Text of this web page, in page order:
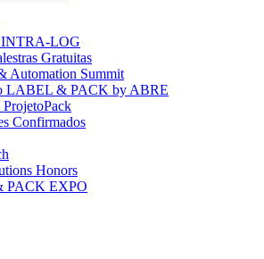
LOG
Gratuitas
Automation Summit
LABEL & PACK by ABRE
ProjetoPack
Confirmados
Honors
PACK EXPO